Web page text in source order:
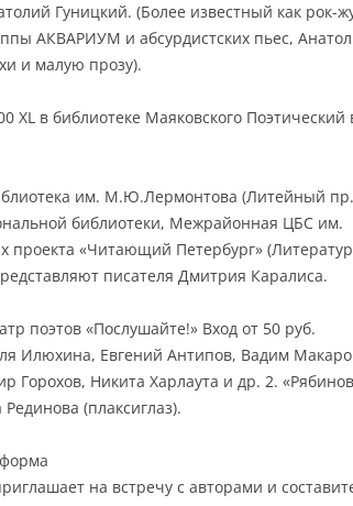
Гуницкий. (Более известный как рок-
АКВАРИУМ и абсурдистских пьес,
и малую прозу).
XL в библиотеке Маяковского
им. М.Ю.Лермонтова (Литейный
библиотеки, Межрайонная ЦБС им.
«Читающий Петербург»
писателя Дмитрия Каралиса.
поэтов «Послушайте!» Вход от 50 руб.
Илюхина, Евгений Антипов, Вадим
Горохов, Никита Харлаута и др. 2.
(плаксиглаз).
на встречу с авторами и